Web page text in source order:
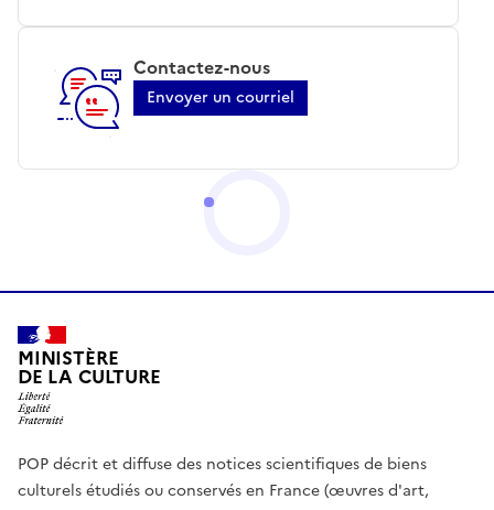
Contactez-nous
Envoyer un courriel
MINISTÈRE
DE LA CULTURE
POP décrit et diffuse des notices scientifiques de biens
culturels étudiés ou conservés en France (œuvres d'art,